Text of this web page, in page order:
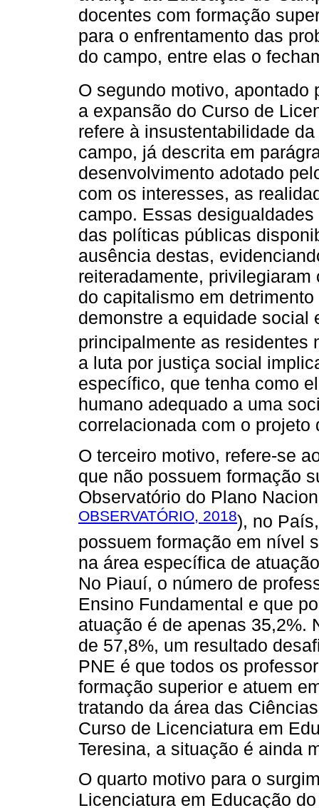
docentes com formação
para o enfrentamento das
do campo, entre elas o
O segundo motivo, apontado
a expansão do Curso de
refere à insustentabilidade
campo, já descrita em
desenvolvimento adotado
com os interesses, as
campo. Essas
das políticas públicas
ausência destas,
reiteradamente,
do capitalismo em
demonstre a equidade social
principalmente as residentes
a luta por justiça social
específico, que tenha como
humano adequado a uma
correlacionada com o
O terceiro motivo, refere-se
que não possuem formação
Observatório do Plano
OBSERVATÓRIO, 2018), no
possuem formação em nível
na área específica de
No Piauí, o número de
Ensino Fundamental e que
atuação é de apenas 35,2%.
de 57,8%, um resultado
PNE é que todos os
formação superior e atuem
tratando da área das
Curso de Licenciatura em
Teresina, a situação é ainda
O quarto motivo para o
Licenciatura em Educação